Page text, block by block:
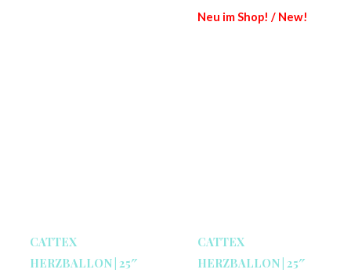
Neu im Shop! / New!
CATTEX
HERZBALLON | 25″
CATTEX
HERZBALLON | 25″